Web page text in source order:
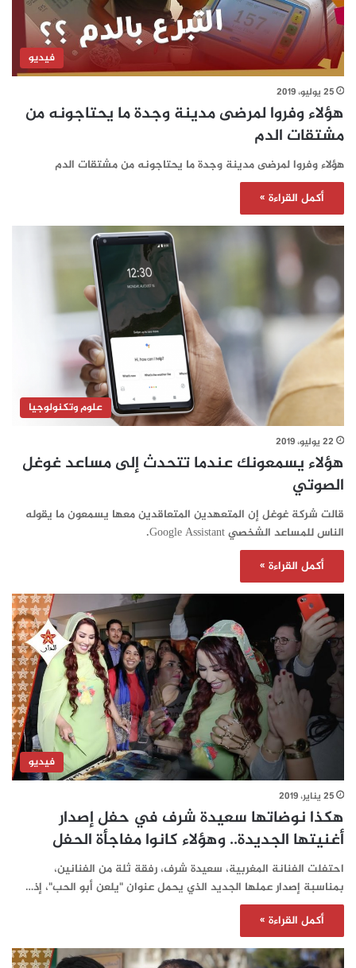
فيديو
25 يوليو، 2019
هؤلاء وفروا لمرضى مدينة وجدة ما يحتاجونه من
مشتقات الدم
هؤلاء وفروا لمرضى مدينة وجدة ما يحتاجونه من مشتقات الدم
أكمل القراءة »
علوم وتكنولوجيا
22 يوليو، 2019
هؤلاء يسمعونك عندما تتحدث إلى مساعد غوغل
الصوتي
قالت شركة غوغل إن المتعهدين المتعاقدين معها يسمعون ما يقوله
الناس للمساعد الشخصي Google Assistant.
أكمل القراءة »
فيديو
25 يناير، 2019
هكذا نوضاتها سعيدة شرف في حفل إصدار
أغنيتها الجديدة.. وهؤلاء كانوا مفاجأة الحفل
احتفلت الفنانة المغربية، سعيدة شرف، رفقة ثلة من الفنانين،
بمناسبة إصدار عملها الجديد الذي يحمل عنوان "يلعن أبو الحب"، إذ…
أكمل القراءة »